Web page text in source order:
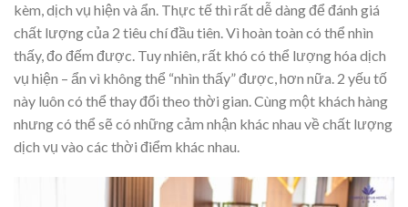
kèm, dịch vụ hiện và ẩn. Thực tế thì rất dễ dàng để đánh giá
chất lượng của 2 tiêu chí đầu tiên. Vì hoàn toàn có thể nhìn
thấy, đo đếm được. Tuy nhiên, rất khó có thể lượng hóa dịch
vụ hiện – ẩn vì không thể “nhìn thấy” được, hơn nữa. 2 yếu tố
này luôn có thể thay đổi theo thời gian. Cùng một khách hàng
nhưng có thể sẽ có những cảm nhận khác nhau về chất lượng
dịch vụ vào các thời điểm khác nhau.